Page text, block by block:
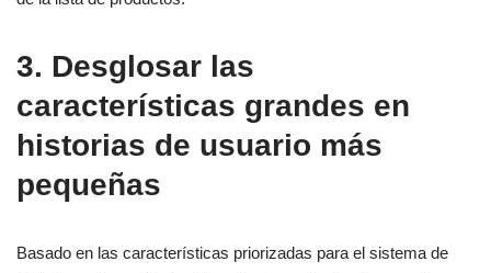
3. Desglosar las
características grandes en
historias de usuario más
pequeñas
Basado en las características priorizadas para el sistema de